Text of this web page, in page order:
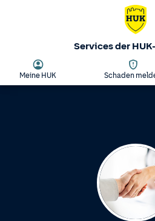
Services der
Meine HUK Schaden